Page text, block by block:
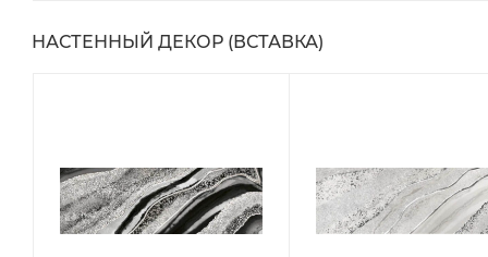
НАСТЕННЫЙ ДЕКОР (ВСТАВКА)